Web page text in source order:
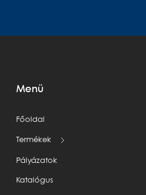
Menü
Főoldal
Termékek
Pályázatok
Katalógus